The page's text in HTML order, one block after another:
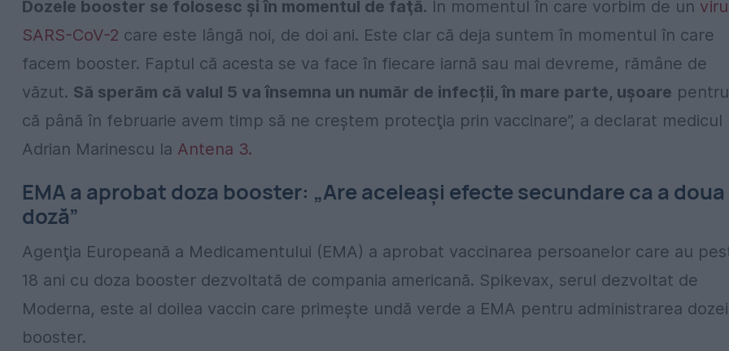
Dozele booster se folosesc şi în momentul de faţă. În momentul în care vorbim de un
SARS-CoV-2 care este lângă noi, de doi ani. Este clar că deja suntem în momentul în care
facem booster. Faptul că acesta se va face în fiecare iarnă sau mai devreme, rămâne de
văzut. Să sperăm că valul 5 va însemna un număr de infecții, în mare parte, uşoare pentru
că până în februarie avem timp să ne creștem protecţia prin vaccinare”, a declarat medicul
Adrian Marinescu la Antena 3.
EMA a aprobat doza booster: „Are aceleaşi efecte secundare ca a doua
doză”
Agenţia Europeană a Medicamentului (EMA) a aprobat vaccinarea persoanelor care au
18 ani cu doza booster dezvoltată de compania americană. Spikevax, serul dezvoltat de
Moderna, este al doilea vaccin care primeşte undă verde a EMA pentru administrarea dozei
booster.